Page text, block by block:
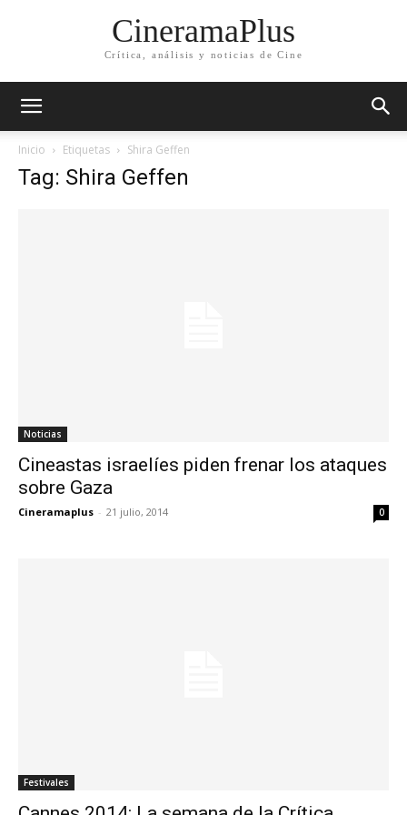
CineramaPlus
Crítica, análisis y noticias de Cine
Inicio Etiquetas Shira Geffen
Tag: Shira Geffen
Noticias
Cineastas israelíes piden frenar los ataques
sobre Gaza
Cineramaplus - 21 julio, 2014 0
Festivales